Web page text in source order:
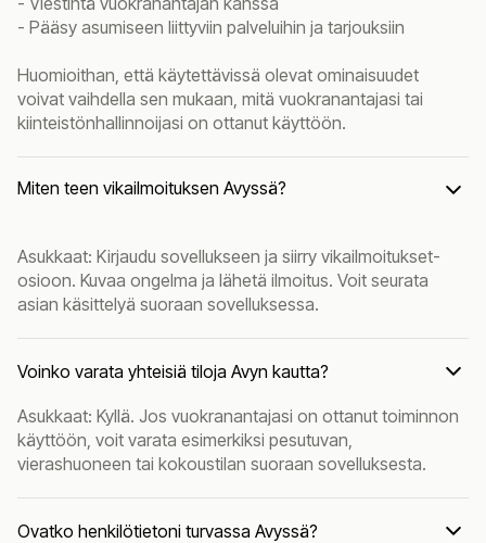
- Pääsy asumiseen liittyviin palveluihin ja tarjouksiin
Huomioithan, että käytettävissä olevat ominaisuudet
voivat vaihdella sen mukaan, mitä vuokranantajasi tai
kiinteistönhallinnoijasi on ottanut käyttöön.
Miten teen vikailmoituksen Avyssä?
Asukkaat: Kirjaudu sovellukseen ja siirry vikailmoitukset-
osioon. Kuvaa ongelma ja lähetä ilmoitus. Voit seurata
asian käsittelyä suoraan sovelluksessa.
Voinko varata yhteisiä tiloja Avyn kautta?
Asukkaat: Kyllä. Jos vuokranantajasi on ottanut toiminnon
käyttöön, voit varata esimerkiksi pesutuvan,
vierashuoneen tai kokoustilan suoraan sovelluksesta.
Ovatko henkilötietoni turvassa Avyssä?